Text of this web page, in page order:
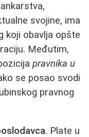
svojine, ima
koji obavlja opšte
Međutim,
pravnika u
se posao svodi
pravnog
. Plate u